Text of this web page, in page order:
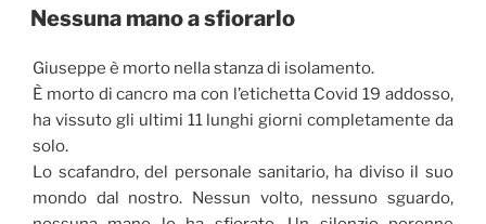
IL
Nessuna mano a sfiorarlo
Giuseppe è morto nella stanza di isolamento.
È morto di cancro ma con l’etichetta Covid 19 addosso,
ha vissuto gli ultimi 11 lunghi giorni completamente da
solo.
Lo scafandro, del personale sanitario, ha diviso il suo
mondo dal nostro. Nessun volto, nessuno sguardo,